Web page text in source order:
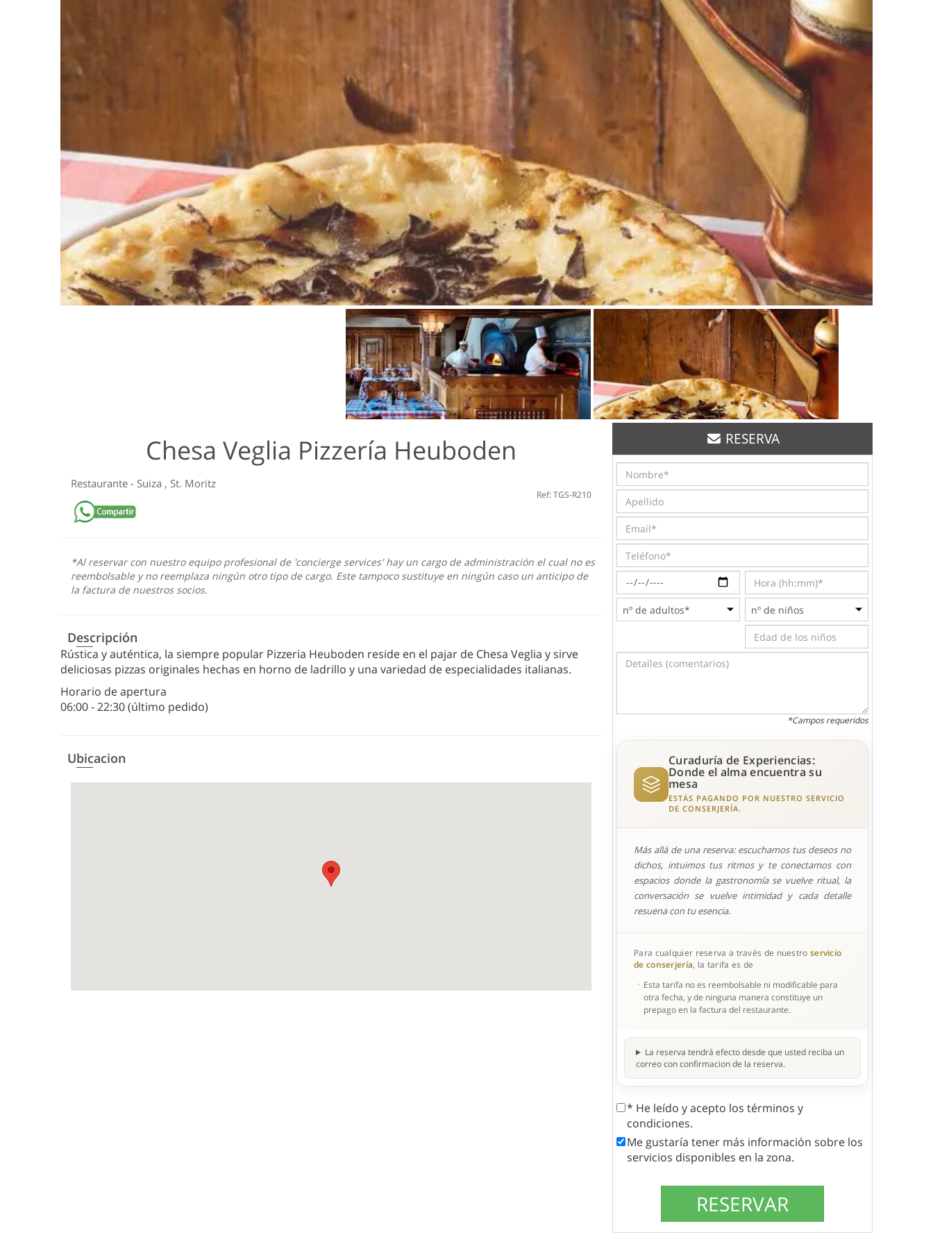
Chesa Veglia Pizzería Heuboden
Restaurante - Suiza , St. Moritz
Ref: TGS-R210
*Al reservar con nuestro equipo profesional de 'concierge services' hay un cargo de administración el cual no es
reembolsable y no reemplaza ningún otro tipo de cargo. Este tampoco sustituye en ningún caso un anticipo de
la factura de nuestros socios.
Descripción
Rústica y auténtica, la siempre popular Pizzeria Heuboden reside en el pajar de Chesa Veglia y sirve
deliciosas pizzas originales hechas en horno de ladrillo y una variedad de especialidades italianas.
Horario de apertura
06:00 - 22:30 (último pedido)
Ubicacion
RESERVA
*Campos requeridos
Curaduría de Experiencias:
Donde el alma encuentra su
mesa
ESTÁS PAGANDO POR NUESTRO SERVICIO
DE CONSERJERÍA.
Más allá de una reserva: escuchamos tus deseos no
dichos, intuimos tus ritmos y te conectamos con
espacios donde la gastronomía se vuelve ritual, la
conversación se vuelve intimidad y cada detalle
resuena con tu esencia.
Para cualquier reserva a través de nuestro servicio
de conserjería, la tarifa es de
Esta tarifa no es reembolsable ni modificable para
otra fecha, y de ninguna manera constituye un
prepago en la factura del restaurante.
La reserva tendrá efecto desde que usted reciba un
correo con confirmacion de la reserva.
* He leído y acepto los términos y
condiciones.
Me gustaría tener más información sobre los
servicios disponibles en la zona.